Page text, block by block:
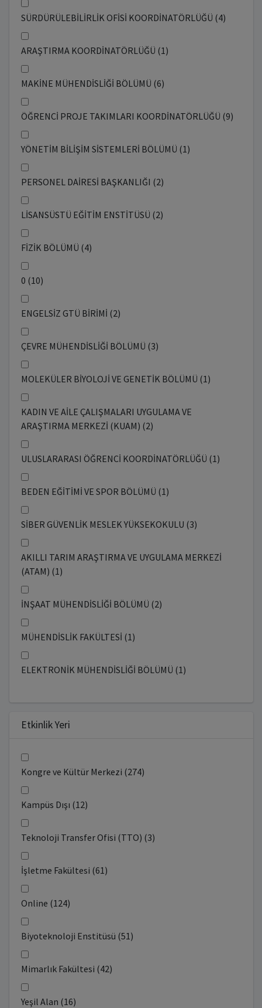
SÜRDÜRÜLEBİLİRLİK OFİSİ KOORDİNATÖRLÜĞÜ (4)
ARAŞTIRMA KOORDİNATÖRLÜĞÜ (1)
MAKİNE MÜHENDİSLİĞİ BÖLÜMÜ (6)
ÖĞRENCİ PROJE TAKIMLARI KOORDİNATÖRLÜĞÜ (9)
YÖNETİM BİLİŞİM SİSTEMLERİ BÖLÜMÜ (1)
PERSONEL DAİRESİ BAŞKANLIĞI (2)
LİSANSÜSTÜ EĞİTİM ENSTİTÜSÜ (2)
FİZİK BÖLÜMÜ (4)
0 (10)
ENGELSİZ GTÜ BİRİMİ (2)
ÇEVRE MÜHENDİSLİĞİ BÖLÜMÜ (3)
MOLEKÜLER BİYOLOJİ VE GENETİK BÖLÜMÜ (1)
KADIN VE AİLE ÇALIŞMALARI UYGULAMA VE
ARAŞTIRMA MERKEZİ (KUAM) (2)
ULUSLARARASI ÖĞRENCİ KOORDİNATÖRLÜĞÜ (1)
BEDEN EĞİTİMİ VE SPOR BÖLÜMÜ (1)
SİBER GÜVENLİK MESLEK YÜKSEKOKULU (3)
AKILLI TARIM ARAŞTIRMA VE UYGULAMA MERKEZİ
(ATAM) (1)
İNŞAAT MÜHENDİSLİĞİ BÖLÜMÜ (2)
MÜHENDİSLİK FAKÜLTESİ (1)
ELEKTRONİK MÜHENDİSLİĞİ BÖLÜMÜ (1)
Etkinlik Yeri
Kongre ve Kültür Merkezi (274)
Kampüs Dışı (12)
Teknoloji Transfer Ofisi (TTO) (3)
İşletme Fakültesi (61)
Online (124)
Biyoteknoloji Enstitüsü (51)
Mimarlık Fakültesi (42)
Yeşil Alan (16)